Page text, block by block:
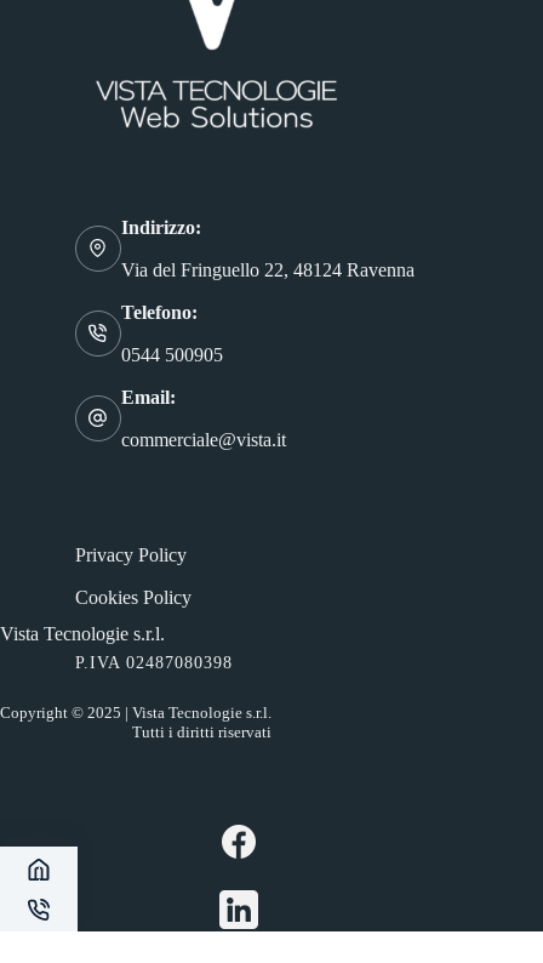
Indirizzo:
Via del Fringuello 22, 48124 Ravenna
Telefono:
0544 500905
Email:
commerciale@vista.it
Privacy Policy
Cookies Policy
Vista Tecnologie s.r.l.
P.IVA 02487080398
Copyright © 2025 | Vista Tecnologie s.r.l.
Tutti i diritti riservati